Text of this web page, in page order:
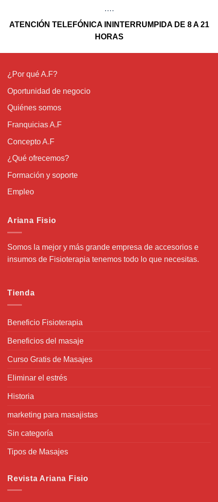
….
ATENCIÓN TELEFÓNICA ININTERRUMPIDA DE 8 A 21
HORAS
¿Por qué A.F?
Oportunidad de negocio
Quiénes somos
Franquicias A.F
Concepto A.F
¿Qué ofrecemos?
Formación y soporte
Empleo
Ariana Fisio
Somos la mejor y más grande empresa de accesorios e
insumos de Fisioterapia tenemos todo lo que necesitas.
Tienda
Beneficio Fisioterapia
Beneficios del masaje
Curso Gratis de Masajes
Eliminar el estrés
Historia
marketing para masajistas
Sin categoría
Tipos de Masajes
Revista Ariana Fisio